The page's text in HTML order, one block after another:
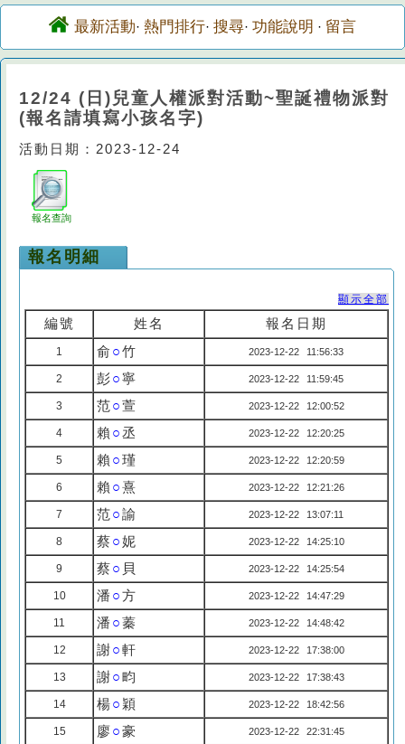
最新活動· 熱門排行· 搜尋· 功能說明 · 留言
12/24 (日)兒童人權派對活動~聖誕禮物派對
(報名請填寫小孩名字)
活動日期：2023-12-24
報名查詢
報名明細
顯示全部
編號 姓名 報名日期
1 俞 ○竹 2023-12-22 11:56:33
2 彭○寧 2023-12-22 11:59:45
3 范○萱 2023-12-22 12:00:52
4 賴 ○丞 2023-12-22 12:20:25
5 賴 ○瑾 2023-12-22 12:20:59
6 賴 ○熹 2023-12-22 12:21:26
7 范○諭 2023-12-22 13:07:11
8 蔡○妮 2023-12-22 14:25:10
9 蔡○ 貝 2023-12-22 14:25:54
10 潘 ○方 2023-12-22 14:47:29
11 潘 ○蓁 2023-12-22 14:48:42
12 謝○軒 2023-12-22 17:38:00
13 謝○畇 2023-12-22 17:38:43
14 楊○ 穎 2023-12-22 18:42:56
15 廖○豪 2023-12-22 22:31:45